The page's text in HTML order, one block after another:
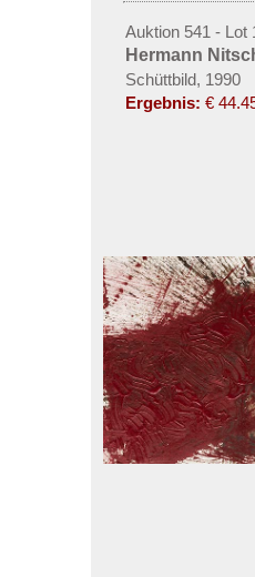
Auktion 541 - Lot
Hermann
Schüttbild, 1990
Ergebnis: €